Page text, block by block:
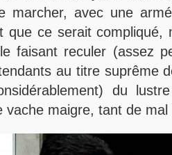
marcher, avec une
que ce serait compliqué,
faisant reculer (assez
au titre suprême
du
vache maigre, tant de